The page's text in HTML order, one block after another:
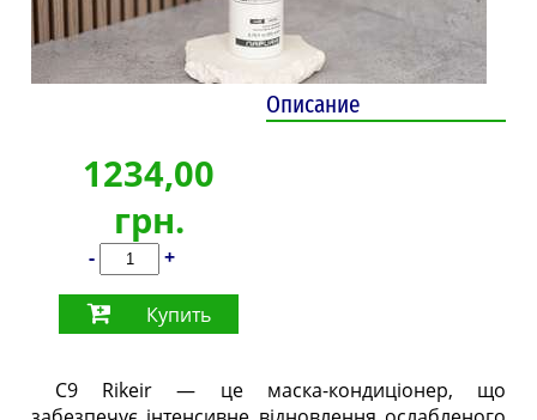
1234,00
грн.
- +
Купить
Описание
C9 Rikeir — це маска-кондиціонер, що